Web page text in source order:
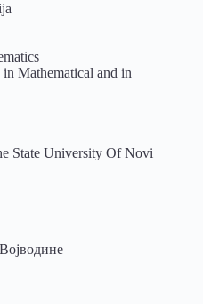
Mathematical and in
State University Of Novi